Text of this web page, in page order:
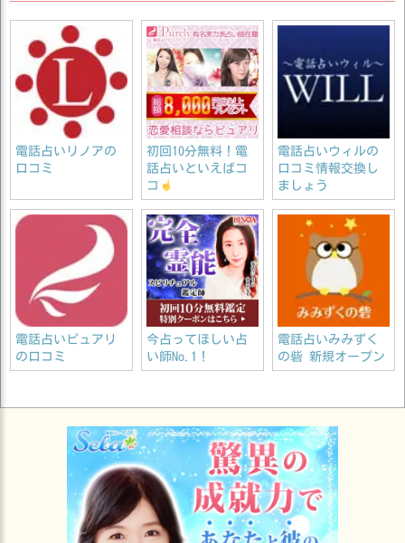
電話占いリノアの
口コミ
初回10分無料！電
話占いといえばコ
コ
電話占いウィルの
口コミ情報交換し
ましょう
電話占いピュアリ
の口コミ
今占ってほしい占
い師No.1！
電話占いみみずく
の砦 新規オープン